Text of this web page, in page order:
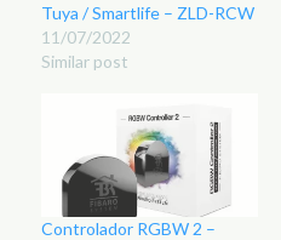
Tuya / Smartlife – ZLD-RCW
11/07/2022
Similar post
Controlador RGBW 2 –